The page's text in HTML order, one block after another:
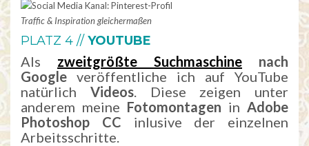
Traffic & Inspiration gleichermaßen
PLATZ 4 //YOUTUBE
Als zweitgrößte Suchmaschine nach
Google veröffentliche ich auf YouTube
natürlich Videos. Diese zeigen unter
anderem meine Fotomontagen in Adobe
Photoshop CC inlusive der einzelnen
Arbeitsschritte.